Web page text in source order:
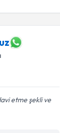
etme şekli ve